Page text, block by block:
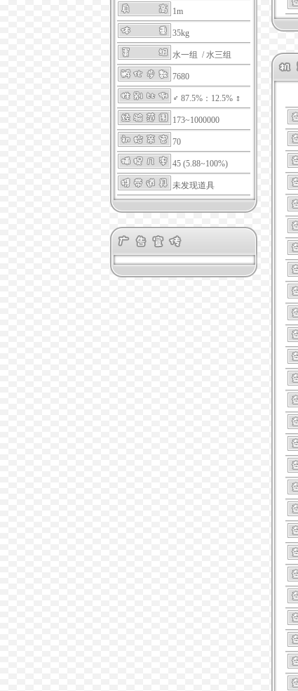
1m
35kg
水一组 / 水三组
7680
♂ 87.5%：12.5% ♀
173~1000000
70
45 (5.88~100%)
未发现道具